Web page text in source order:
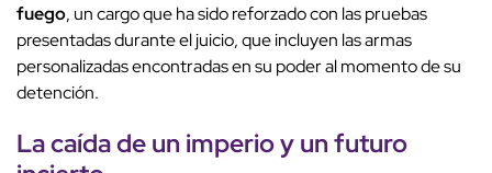
fuego, un cargo que ha sido reforzado con las pruebas
presentadas durante el juicio, que incluyen las armas
personalizadas encontradas en su poder al momento de su
detención.
La caída de un imperio y un futuro